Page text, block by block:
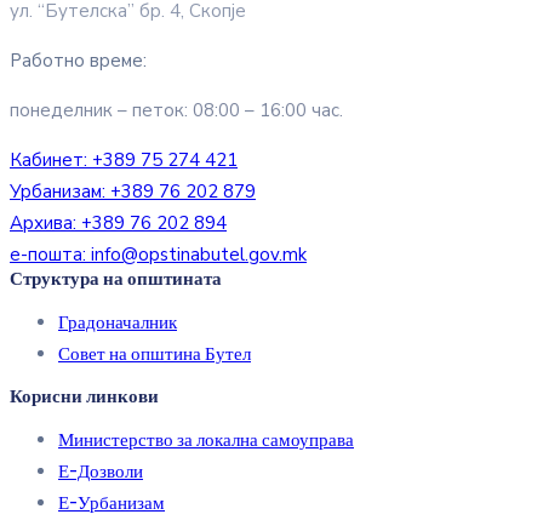
ул. “Бутелска” бр. 4, Скопје
Работно време:
понеделник – петок: 08:00 – 16:00 час.
Кабинет: +389 75 274 421
Урбанизам: +389 76 202 879
Архива: +389 76 202 894
е-пошта: info@opstinabutel.gov.mk
Структура на општината
Градоначалник
Совет на општина Бутел
Корисни линкови
Министерство за локална самоуправа
Е-Дозволи
Е-Урбанизам